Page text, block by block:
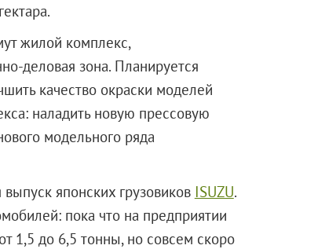
жилой комплекс,
деловая зона. Планируется
качество окраски моделей
наладить новую прессовую
модельного ряда
японских грузовиков ISUZU.
пока что на предприятии
1,5 до 6,5 тонны, но совсем скоро